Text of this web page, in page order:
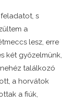
s
a
lesz, erre
két győzelmünk,
találkozó
a horvátok
a fiúk,